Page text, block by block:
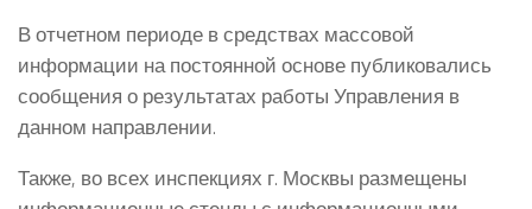
В отчетном периоде в средствах массовой
информации на постоянной основе публиковались
сообщения о результатах работы Управления в
данном направлении.
Также, во всех инспекциях г. Москвы размещены